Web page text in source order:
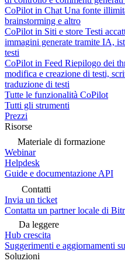
CoPilot in Chat Una fonte
brainstorming e altro
CoPilot in Siti e store Testi
immagini generate tramite IA,
testi
CoPilot in Feed Riepilogo dei
modifica e creazione di testi,
traduzione di testi
Tutte le funzionalità CoPilot
Tutti gli strumenti
Prezzi
Risorse
Materiale di formazione
Webinar
Helpdesk
Guide e documentazione API
Contatti
Invia un ticket
Contatta un partner locale di
Da leggere
Hub crescita
Suggerimenti e aggiornamenti
Soluzioni